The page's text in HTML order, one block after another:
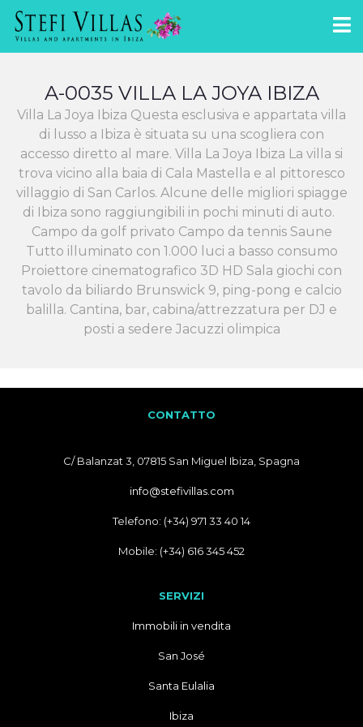
A-0035 VILLA LA JOYA IBIZA
Villa La Joya Ibiza Questa esclusiva e appartata villa
di lusso a Ibiza è situata su una scogliera con
accesso diretto al mare. Villa La Joya Ibiza La villa si
trova vicino alla baia di Cala Mastella e al pittoresco
villaggio di San Carlos. Alcune delle migliori spiagge
di Ibiza sono raggiungibili in pochi minuti di auto.
Campo da golf privato Campo da tennis Saune
Tutto illuminato con 1.000 luci a basso consumo
Proiettore cinematografico 3D HD Sala giochi con
tavolo da biliardo Brunswick 9, ping-pong e calcio
balilla. Cantina, bar, cabina/attrezzatura per DJ e
posti a sedere Jacuzzi olimpica
CONTATTO
C/ Balanzat 3, 07815 San Miguel Ibiza, Spagna
info@stefivillas.com
Telefono: (+34) 971 33 40 14
Mobile: (+34) 616 345 452
SERVIZI
Immobili in vendita
San José
Santa Eulalia
Ibiza